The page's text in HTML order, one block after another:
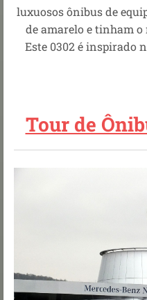
luxuosos ônibus de
de amarelo e tinham o
Este 0302 é inspirado
Tour de